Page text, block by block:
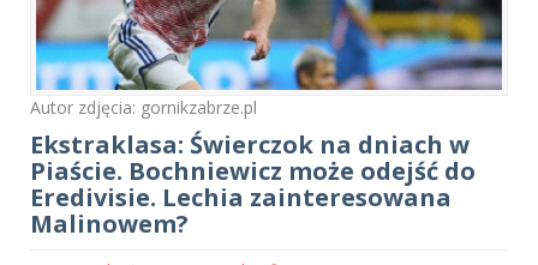
Autor zdjęcia: gornikzabrze.pl
Ekstraklasa: Świerczok na dniach w
Piaście. Bochniewicz może odejść do
Eredivisie. Lechia zainteresowana
Malinowem?